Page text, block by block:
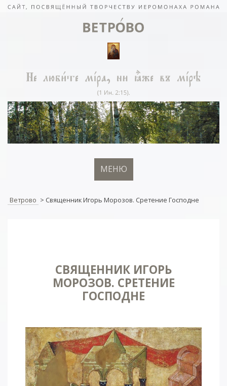
МЕНЮ
Ветрово > Священник Игорь Морозов. Сретение Господне
СВЯЩЕННИК ИГОРЬ
МОРОЗОВ. СРЕТЕНИЕ
ГОСПОДНЕ